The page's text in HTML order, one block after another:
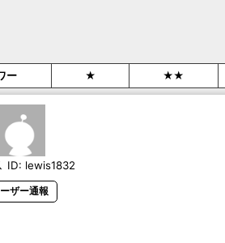
ー ★ ★★
ID: lewis1832
ザー通報